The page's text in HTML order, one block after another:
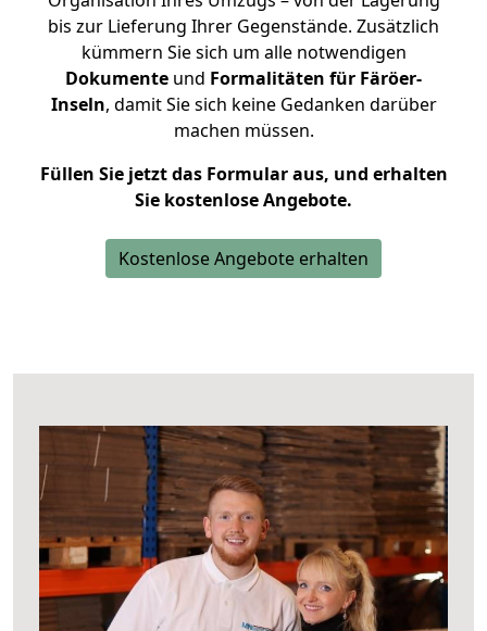
bis zur Lieferung Ihrer Gegenstände. Zusätzlich
kümmern Sie sich um alle notwendigen
Dokumente und Formalitäten für Färöer-
Inseln, damit Sie sich keine Gedanken darüber
machen müssen.
Füllen Sie jetzt das Formular aus, und erhalten
Sie kostenlose Angebote.
Kostenlose Angebote erhalten